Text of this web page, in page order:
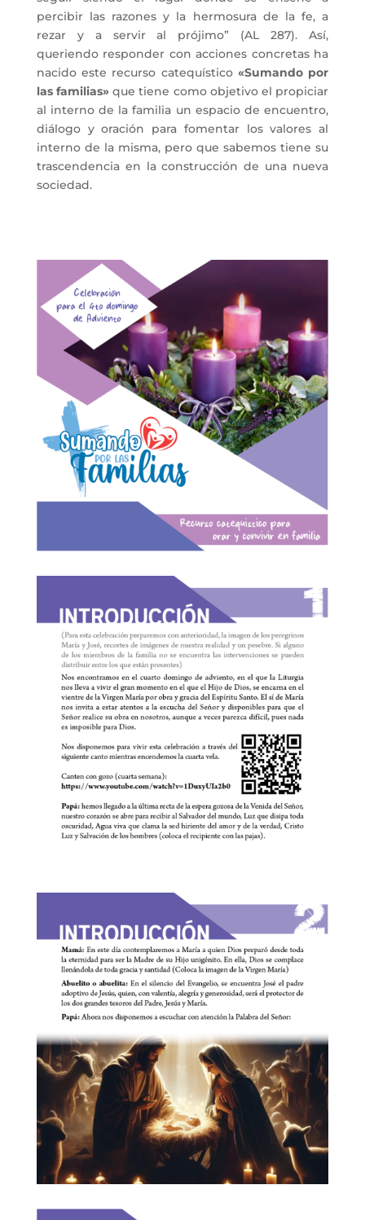
percibir las razones y la hermosura de la fe, a
rezar y a servir al prójimo” (AL 287). Así,
queriendo responder con acciones concretas ha
nacido este recurso catequístico «Sumando por
las familias» que tiene como objetivo el propiciar
al interno de la familia un espacio de encuentro,
diálogo y oración para fomentar los valores al
interno de la misma, pero que sabemos tiene su
trascendencia en la construcción de una nueva
sociedad.